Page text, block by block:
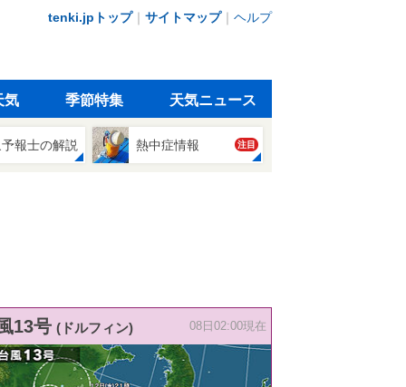
tenki.jpトップ｜ サイトマップ｜ ヘルプ
気 季節特集 天気ニュース
報士の解説 熱中症情報 注目
13号 (ドルフィン) 08日02:00現在